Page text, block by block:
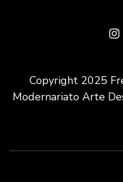
Copyright 2025
Modernariato Arte